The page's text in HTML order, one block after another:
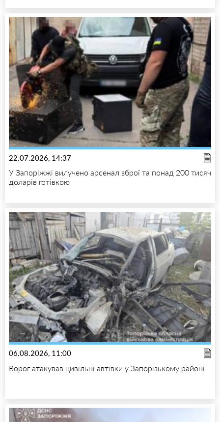
22.07.2026, 14:37
У Запоріжжі вилучено арсенал зброї та понад 200 тисяч
доларів готівкою
06.08.2026, 11:00
Ворог атакував цивільні автівки у Запорізькому районі